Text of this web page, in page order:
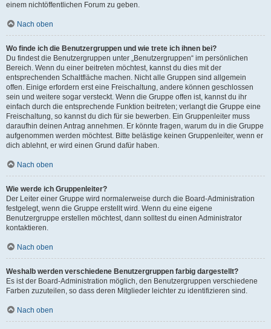
einem nichtöffentlichen Forum zu geben.
Nach oben
Wo finde ich die Benutzergruppen und wie trete ich ihnen bei?
Du findest die Benutzergruppen unter „Benutzergruppen“ im persönlichen
Bereich. Wenn du einer beitreten möchtest, kannst du dies mit der
entsprechenden Schaltfläche machen. Nicht alle Gruppen sind allgemein
offen. Einige erfordern erst eine Freischaltung, andere können geschlossen
sein und weitere sogar versteckt. Wenn die Gruppe offen ist, kannst du ihr
einfach durch die entsprechende Funktion beitreten; verlangt die Gruppe eine
Freischaltung, so kannst du dich für sie bewerben. Ein Gruppenleiter muss
daraufhin deinen Antrag annehmen. Er könnte fragen, warum du in die Gruppe
aufgenommen werden möchtest. Bitte belästige keinen Gruppenleiter, wenn er
dich ablehnt, er wird einen Grund dafür haben.
Nach oben
Wie werde ich Gruppenleiter?
Der Leiter einer Gruppe wird normalerweise durch die Board-Administration
festgelegt, wenn die Gruppe erstellt wird. Wenn du eine eigene
Benutzergruppe erstellen möchtest, dann solltest du einen Administrator
kontaktieren.
Nach oben
Weshalb werden verschiedene Benutzergruppen farbig dargestellt?
Es ist der Board-Administration möglich, den Benutzergruppen verschiedene
Farben zuzuteilen, so dass deren Mitglieder leichter zu identifizieren sind.
Nach oben